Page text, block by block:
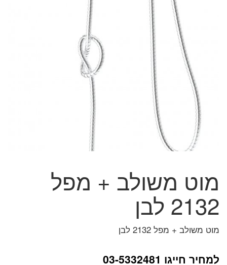
מוט משולב + מפל
2132 לבן
מוט משולב + מפל 2132 לבן
למחיר חייגו 03-5332481